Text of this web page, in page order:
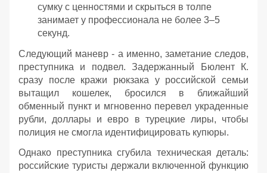
сумку с ценностями и скрыться в толпе
занимает у профессионала не более 3–5
секунд.
Следующий маневр - а именно, заметание следов,
преступника и подвел. Задержанный Бюлент К.
сразу после кражи рюкзака у российской семьи
вытащил кошелек, бросился в ближайший
обменный пункт и мгновенно перевел украденные
рубли, доллары и евро в турецкие лиры, чтобы
полиция не смогла идентифицировать купюры.
Однако преступника сгубила техническая деталь:
российские туристы держали включенной функцию